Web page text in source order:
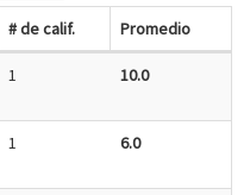
# de calif. Promedio
1 10.0
1 6.0